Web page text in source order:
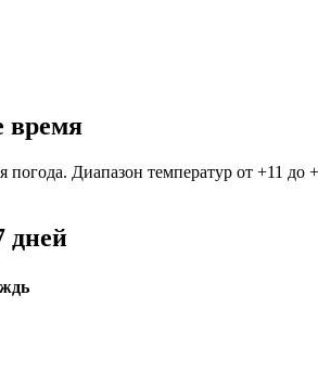
время
погода. Диапазон температур от +11
дней